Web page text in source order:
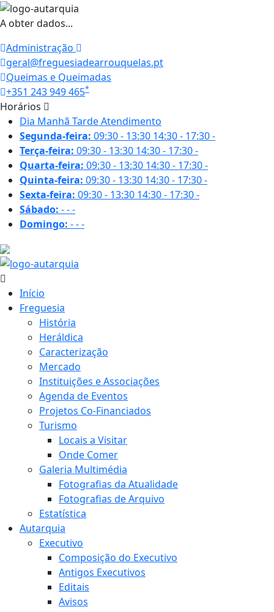
A obter dados...
Administração
geral@freguesiadearrouquelas.pt
Queimas e Queimadas
+351 243 949 465*
Horários
Dia Manhã TardeAtendimento
Segunda-feira: 09:30 - 13:30 14:30 - 17:30-
Terça-feira: 09:30 - 13:30 14:30 - 17:30-
Quarta-feira: 09:30 - 13:30 14:30 - 17:30-
Quinta-feira: 09:30 - 13:30 14:30 - 17:30-
Sexta-feira: 09:30 - 13:30 14:30 - 17:30-
Sábado: ---
Domingo: ---
Início
Freguesia
História
Heráldica
Caracterização
Mercado
Instituições e Associações
Agenda de Eventos
Projetos Co-Financiados
Turismo
Locais a Visitar
Onde Comer
Galeria Multimédia
Fotografias da Atualidade
Fotografias de Arquivo
Estatística
Autarquia
Executivo
Composição do Executivo
Antigos Executivos
Editais
Avisos